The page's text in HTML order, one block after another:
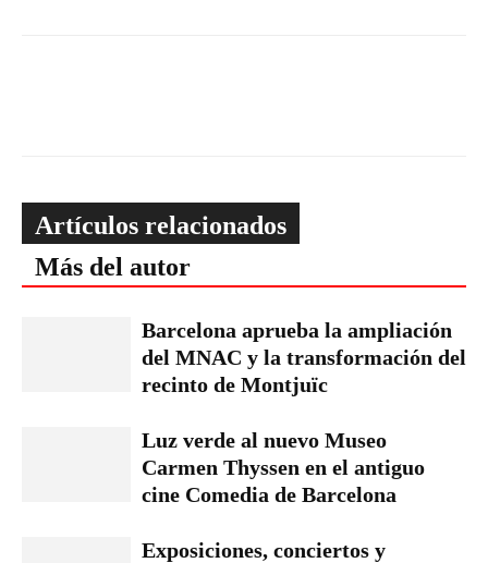
Artículos relacionados
Más del autor
Barcelona aprueba la ampliación
del MNAC y la transformación del
recinto de Montjuïc
Luz verde al nuevo Museo
Carmen Thyssen en el antiguo
cine Comedia de Barcelona
Exposiciones, conciertos y